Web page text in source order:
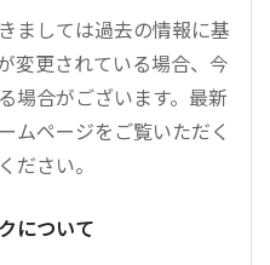
ましては過去の情報に基
変更されている場合、今
場合がございます。最新
ムページをご覧いただく
ださい。
について